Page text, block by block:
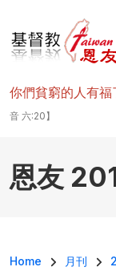
你們貧窮的人有
音 六:20】
恩友
導航連結
Home 月刊